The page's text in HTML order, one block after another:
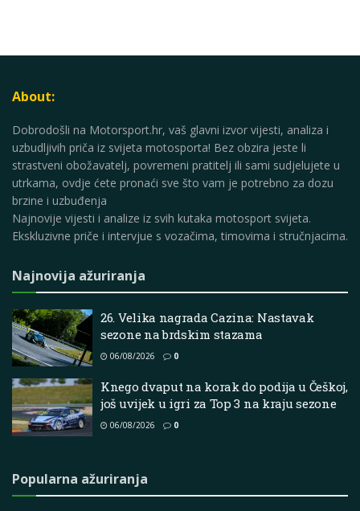
About:
Dobrodošli na Motorsport.hr, vaš glavni izvor vijesti, analiza i
uzbudljivih priča iz svijeta motosporta! Bez obzira jeste li
strastveni obožavatelj, povremeni pratitelj ili sami sudjelujete u
utrkama, ovdje ćete pronaći sve što vam je potrebno za dozu
brzine i uzbuđenja
Najnovije vijesti i analize iz svih kutaka motosport svijeta.
Ekskluzivne priče i intervjue s vozačima, timovima i stručnjacima.
Najnovija ažuriranja
26. Velika nagrada Cazina: Nastavak
sezone na brdskim stazama
06/08/2026 0
Knego dvaput na korak do podija u Češkoj,
još uvijek u igri za Top 3 na kraju sezone
06/08/2026 0
Popularna ažuriranja